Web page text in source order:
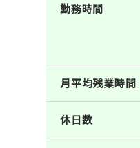
勤務時間
月平均残業時間
休日数